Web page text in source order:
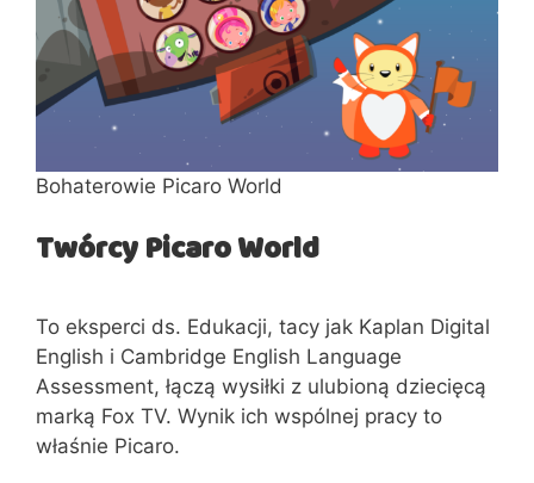
Bohaterowie Picaro World
Twórcy Picaro World
To eksperci ds. Edukacji, tacy jak Kaplan Digital
English i Cambridge English Language
Assessment, łączą wysiłki z ulubioną dziecięcą
marką Fox TV. Wynik ich wspólnej pracy to
właśnie Picaro.